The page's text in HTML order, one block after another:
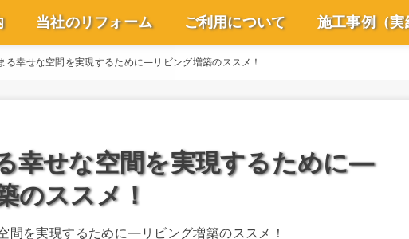
挨拶
資格
当社のリフォーム
キッチン・LDK
浴室・洗面
トイレ・下水道・浄化槽
外壁と屋根の外装・塗装 外壁塗装のアレコレ
訪問業者にはくれぐれもご
手抜き工事の実態
外壁塗装は本当に必要な
塗り替え時期はいつ？
外壁塗装の価格の目安
下地処理が何よりも大切
塗料について
塗装工事の流れ
給湯機・オール電化
外構・エクステリア
耐震改修・増改築・全面
ご利用について
ご利用について
リフォームの流れ
良いリフォームとは
よくあるご質問－水回り
安芸市住宅支援情報
施工事例（実
る幸せな空間を実現するために―リビング増築のススメ！
幸せな空間を実現するために―
のススメ！
間を実現するために―リビング増築のススメ！